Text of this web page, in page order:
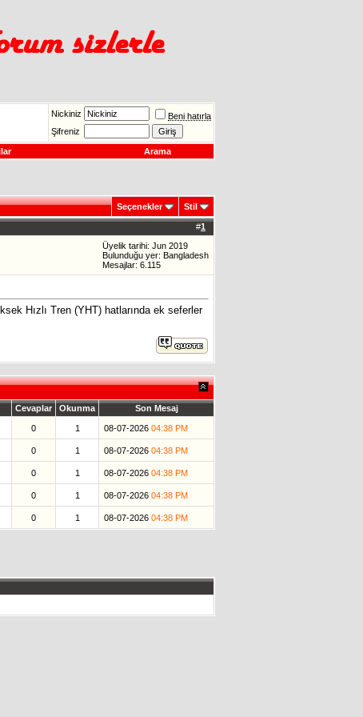
Nickiniz
Beni hatırla
Şifreniz
Arama
Seçenekler Stil
#1
Üyelik tarihi: Jun 2019
Bulunduğu yer: Bangladesh
Mesajlar: 6.115
Hızlı Tren (YHT) hatlarında ek seferler
Cevaplar Okunma Son Mesaj
0 1 08-07-2026 04:38 PM
0 1 08-07-2026 04:38 PM
0 1 08-07-2026 04:38 PM
0 1 08-07-2026 04:38 PM
0 1 08-07-2026 04:38 PM